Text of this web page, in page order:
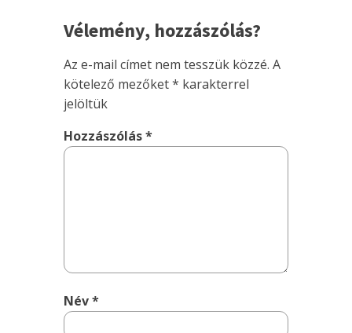
Vélemény, hozzászólás?
Az e-mail címet nem tesszük közzé. A
kötelező mezőket* karakterrel
jelöltük
Hozzászólás*
Név*